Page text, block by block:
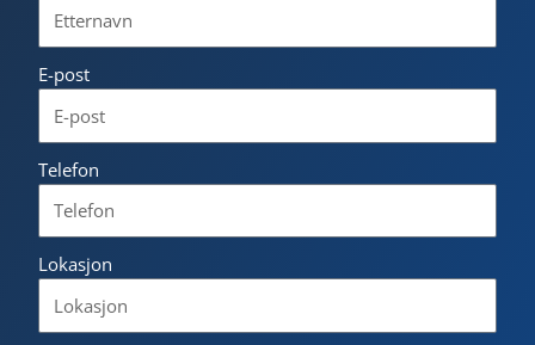
E-post
Telefon
Lokasjon